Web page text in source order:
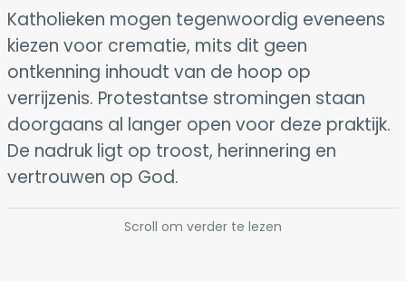
Katholieken mogen tegenwoordig eveneens
kiezen voor crematie, mits dit geen
ontkenning inhoudt van de hoop op
verrijzenis. Protestantse stromingen staan
doorgaans al langer open voor deze praktijk.
De nadruk ligt op troost, herinnering en
vertrouwen op God.
Scroll om verder te lezen